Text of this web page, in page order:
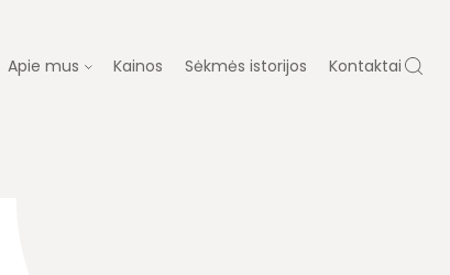
Apie mus Kainos Sėkmės istorijos Kontaktai